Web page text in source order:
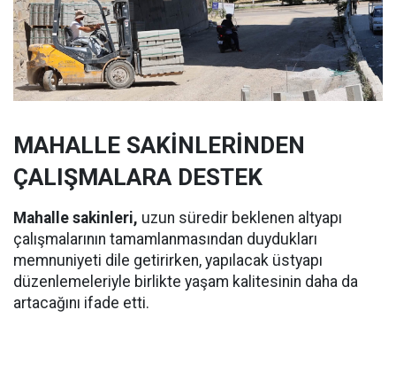
MAHALLE SAKİNLERİNDEN
ÇALIŞMALARA DESTEK
Mahalle sakinleri, uzun süredir beklenen altyapı
çalışmalarının tamamlanmasından duydukları
memnuniyeti dile getirirken, yapılacak üstyapı
düzenlemeleriyle birlikte yaşam kalitesinin daha da
artacağını ifade etti.